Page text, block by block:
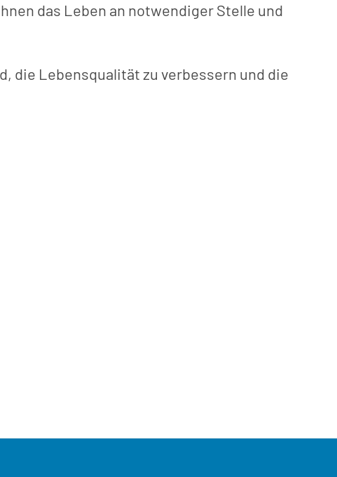
das Leben an notwendiger Stelle und
die Lebensqualität zu verbessern und die